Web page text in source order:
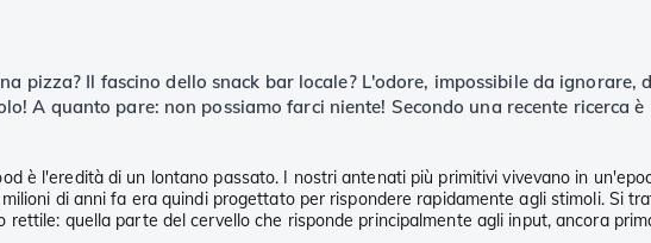
pizza? Il fascino dello snack bar locale? L'odore, impossibile da
A quanto pare: non possiamo farci niente! Secondo una recente ricerca
è l'eredità di un lontano passato. I nostri antenati più primitivi vivevano in
di anni fa era quindi progettato per rispondere rapidamente agli stimoli. Si
quella parte del cervello che risponde principalmente agli input, ancora